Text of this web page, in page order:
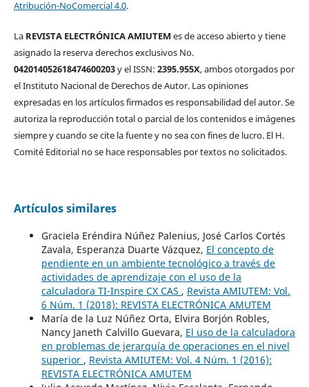
Atribución-NoComercial 4.0.
La REVISTA ELECTRÓNICA AMIUTEM es de acceso abierto y tiene
asignado la reserva derechos exclusivos No.
042014052618474600203y el ISSN: 2395.955X, ambos otorgados por
el Instituto Nacional de Derechos de Autor. Las opiniones
expresadas en los artículos firmados es responsabilidad del autor. Se
autoriza la reproducción total o parcial de los contenidos e imágenes
siempre y cuando se cite la fuente y no sea con fines de lucro. El H.
Comité Editorial no se hace responsables por textos no solicitados.
Artículos similares
Graciela Eréndira Núñez Palenius, José Carlos Cortés
Zavala, Esperanza Duarte Vázquez, El concepto de
pendiente en un ambiente tecnológico a través de
actividades de aprendizaje con el uso de la
calculadora TI-Inspire CX CAS , Revista AMIUTEM: Vol.
6 Núm. 1 (2018): REVISTA ELECTRÓNICA AMUTEM
María de la Luz Núñez Orta, Elvira Borjón Robles,
Nancy Janeth Calvillo Guevara, El uso de la calculadora
en problemas de jerarquía de operaciones en el nivel
superior , Revista AMIUTEM: Vol. 4 Núm. 1 (2016):
REVISTA ELECTRÓNICA AMUTEM